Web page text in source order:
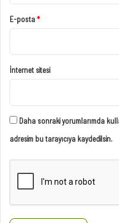
E-posta*
İnternet sitesi
Daha sonraki yorumlarımda
adresim bu tarayıcıya kaydedilsin.